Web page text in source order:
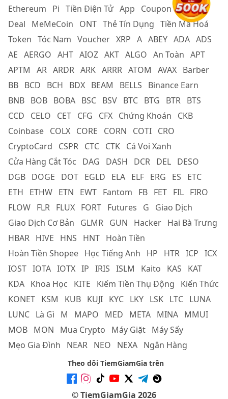
Ethereum
Pi Tiền Điện Tử App Coupon Cắt Tóc
Deal
MeMeCoin ONT Thẻ Tín Dụng Tiền Mã Hoá
Token Tóc Nam Voucher XRP A ABEY ADA ADS
AE AERGO AHT AIOZ AKT ALGO An Toàn APT
APTM
AR ARDR ARK ARRR ATOM AVAX Barber
BB BCD BCH BDX BEAM BELLS
Binance Earn
BNB BOB BOBA BSC BSV BTC BTG BTR BTS
CCD
CELO CET CFG CFX Chứng Khoán
CKB
Coinbase COLX CORE CORN COTI CRO
CryptoCard
CSPR CTC CTK Cá Voi Xanh
Cửa Hàng Cắt Tóc
DAG DASH DCR DEL DESO
DGB DOGE DOT EGLD ELA ELF ERG ES
ETC
ETH
ETHW ETN EWT Fantom FB FET FIL FIRO
FLOW FLR FLUX FORT Futures G
Giao Dịch
Giao Dịch Cơ Bản
GLMR GUN Hacker Hai Bà Trưng
HBAR HIVE HNS HNT Hoàn Tiền
Hoàn Tiền Shopee Học Tiếng Anh HP HTR ICP ICX
IOST IOTA IOTX IP IRIS ISLM Kaito KAS
KAT
KDA Khoa Học KITE Kiếm Tiền Thụ Động
Kiến Thức
KONET KSM KUB KUJI KYC LKY LSK LTC LUNA
LUNC Là Gì M MAPO MED META MINA MMUI
MOB MON Mua Crypto Máy Giặt Máy Sấy
Mẹo Gia Đình
NEAR NEO NEXA Ngân Hàng
Theo dõi TiemGiamGia trên
© TiemGiamGia 2026